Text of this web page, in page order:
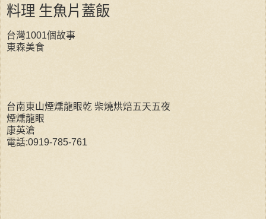
料理 生魚片蓋飯
台灣1001個故事
東森美食
台南東山煙燻龍眼乾 柴燒烘焙五天五夜
煙燻龍眼
康英滄
電話:0919-785-761